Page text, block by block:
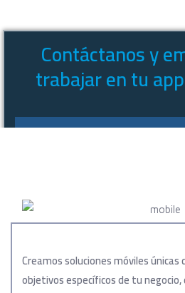
Contáctanos y
trabajar en tu
Creamos soluciones móviles únicas
objetivos específicos de tu